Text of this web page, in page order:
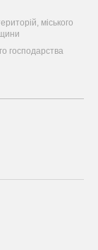
міського
господарства